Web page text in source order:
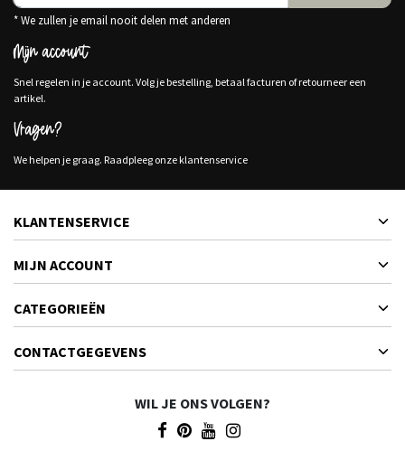
* We zullen je email nooit delen met anderen
Mijn account
Snel regelen in je account. Volg je bestelling, betaal facturen of retourneer een
artikel.
Vragen?
We helpen je graag. Raadpleeg onze klantenservice
KLANTENSERVICE
MIJN ACCOUNT
CATEGORIEËN
CONTACTGEGEVENS
WIL JE ONS VOLGEN?